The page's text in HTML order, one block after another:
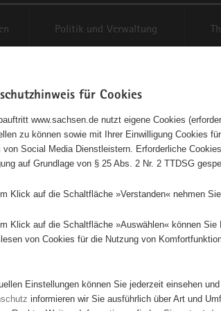
Politik und Verwaltung
auf Karte anzeigen
Initiativen Projekte Nach
8 Suchergebnisse
für Cookies
www.sachsen.de nutzt eigene Cookies
zu können sowie mit Ihrer Einwilligung Cookies
von Social Media Dienstleistern. Erforderliche
auf Grundlage von § 25 Abs. 2 Nr. 2 TTDSG
Klick auf die Schaltfläche »Verstanden« nehmen
Klick auf die Schaltfläche »Auswählen« können Sie
von Cookies für die Nutzung von
Einstellungen können Sie jederzeit einsehen
informieren wir Sie ausführlich über Art und